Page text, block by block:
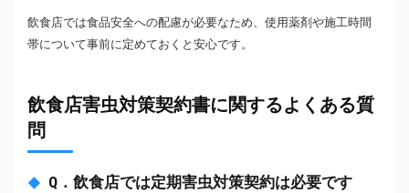
飲食店では食品安全への配慮が必要なため、使用薬剤や施工時間
帯について事前に定めておくと安心です。
飲食店害虫対策契約書に関するよくある質
問
Q．飲食店では定期害虫対策契約は必要です